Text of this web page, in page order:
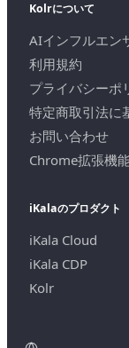
Kolrについて
AIインフルエン
利用規約
プライバシーポ
特定商取引法に
お問い合わせ
Chrome拡張機
iKalaのプロダクト
iKala Cloud
iKala CDP
Kolr